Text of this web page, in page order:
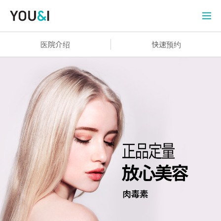
医院介绍 快速预约